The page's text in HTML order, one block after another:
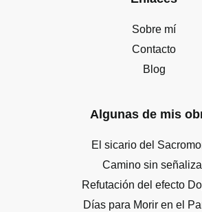
Sobre mí
Contacto
Blog
Algunas de mis
El sicario del
Camino sin
Refutación del efecto
Días para Morir en el